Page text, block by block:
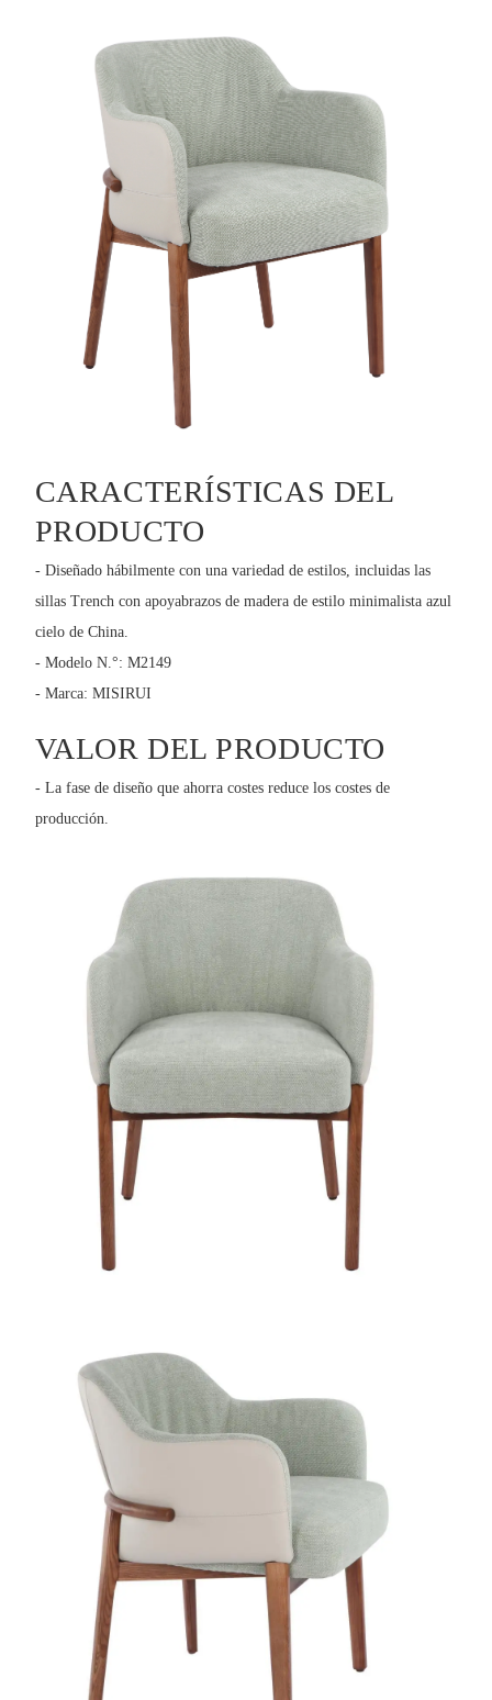
CARACTERÍSTICAS DEL
PRODUCTO
- Diseñado hábilmente con una variedad de estilos, incluidas las
sillas Trench con apoyabrazos de madera de estilo minimalista azul
cielo de China.
- Modelo N.°: M2149
- Marca: MISIRUI
VALOR DEL PRODUCTO
- La fase de diseño que ahorra costes reduce los costes de
producción.